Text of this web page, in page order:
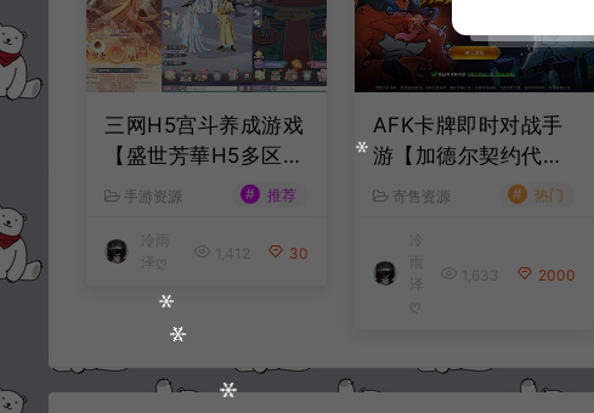
三网H5宫斗养成游戏
【盛世芳華H5多区跨
服代金券内购优化
ux手工服务端+CDK
卓+详细搭建教程+视
手游资源 # 推荐
泽ღ
1,412 30
AFK卡牌即时对战手
游【加德尔契约代金
券内购修复版】8月
源码+CDK授权后台
+安卓苹果双端+详细
寄售资源 # 热门
泽
ღ
1,633 2000